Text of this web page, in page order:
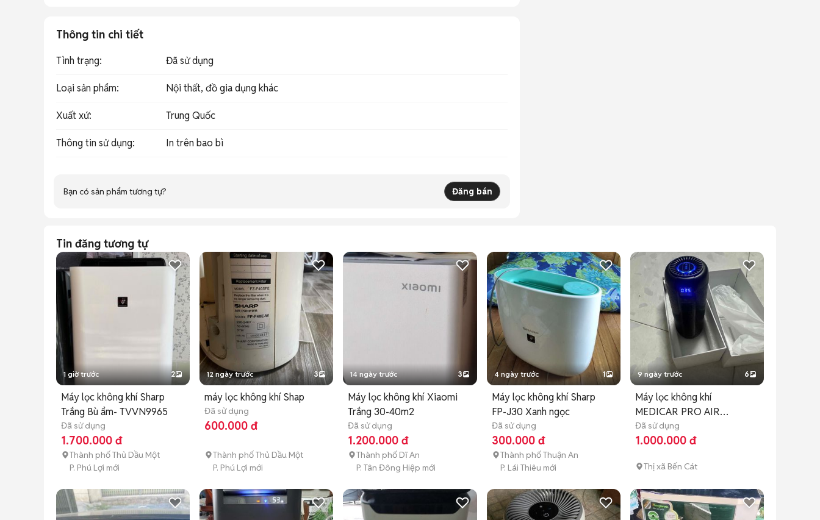
Thông tin chi tiết
Tình trạng: Đã sử dụng
Loại sản phẩm: Nội thất, đồ gia dụng khác
Xuất xứ: Trung Quốc
Thông tin sử dụng: In trên bao bì
Bạn có sản phẩm tương tự? Đăng bán
Tin đăng tương tự
1 giờ trước 2
Máy lọc không khí Sharp
Trắng Bù ẩm- TVVN9965
Đã sử dụng
1.700.000 đ
Thành phố Thủ Dầu Một
P. Phú Lợi mới
12 ngày trước 3
máy lọc không khí Shap
Đã sử dụng
600.000 đ
Thành phố Thủ Dầu Một
P. Phú Lợi mới
14 ngày trước 3
Máy lọc không khí Xiaomi
Trắng 30-40m2
Đã sử dụng
1.200.000 đ
Thành phố Dĩ An
P. Tân Đông Hiệp mới
4 ngày trước 1
Máy lọc không khí Sharp
FP-J30 Xanh ngọc
Đã sử dụng
300.000 đ
Thành phố Thuận An
P. Lái Thiêu mới
9 ngày trước 6
Máy lọc không khí
MEDICAR PRO AIR
PURIFIER V2 Đen
Đã sử dụng
1.000.000 đ
Thị xã Bến Cát